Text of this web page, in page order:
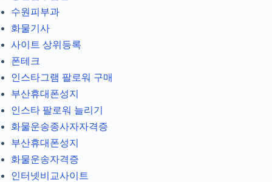
수원피부과
화물기사
사이트 상위등록
폰테크
인스타그램 팔로워 구매
부산휴대폰성지
인스타 팔로워 늘리기
화물운송종사자자격증
부산휴대폰성지
화물운송자격증
인터넷비교사이트